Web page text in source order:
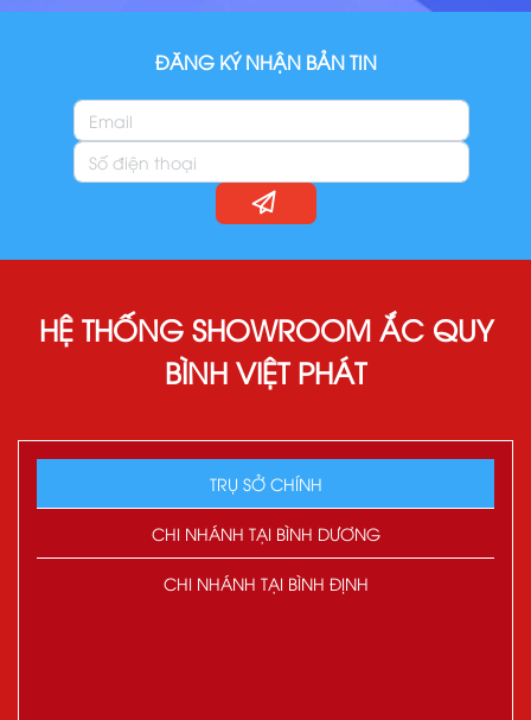
ĐĂNG KÝ NHẬN BẢN TIN
HỆ THỐNG SHOWROOM ẮC QUY
BÌNH VIỆT PHÁT
TRỤ SỞ CHÍNH
CHI NHÁNH TẠI BÌNH DƯƠNG
CHI NHÁNH TẠI BÌNH ĐỊNH